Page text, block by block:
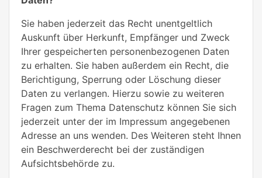
Sie haben jederzeit das Recht unentgeltlich
Auskunft über Herkunft, Empfänger und Zweck
Ihrer gespeicherten personenbezogenen Daten
zu erhalten. Sie haben außerdem ein Recht, die
Berichtigung, Sperrung oder Löschung dieser
Daten zu verlangen. Hierzu sowie zu weiteren
Fragen zum Thema Datenschutz können Sie sich
jederzeit unter der im Impressum angegebenen
Adresse an uns wenden. Des Weiteren steht Ihnen
ein Beschwerderecht bei der zuständigen
Aufsichtsbehörde zu.